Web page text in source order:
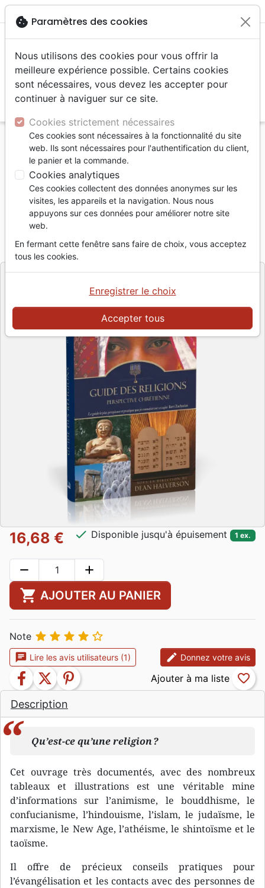
menu
Accueil Livres
Apologétique
Guide des religions - Perspective chrétienne
Guide des religions
Perspective chrétienne
Auteur :Dean C. Halverson
Référence MB3501
9782826035015
EditeurLa Maison de la Bible
Description
Qu’est-ce qu’une religion ?
Cet ouvrage très documentés, avec des nombreux
tableaux et illustrations est une véritable mine
d’informations sur l’animisme, le bouddhisme, le
confucianisme, l’hindouisme, l’islam, le judaïsme, le
marxisme, le New Age, l’athéisme, le shintoïsme et le
taoïsme.
Il offre de précieux conseils pratiques pour
l’évangélisation et les contacts avec des personnes de
16,68 € check Disponible jusqu'à épuisement 1 ex.
remove add
shopping_cart AJOUTER AU PANIER
Note     
chat Lire les avis utilisateurs (1) edit Donnez votre avis
facebook twitter pinterest favorite_border
cookie Paramètres des cookies
Nous utilisons des cookies pour vous offrir la
meilleure expérience possible. Certains cookies
sont nécessaires, vous devez les accepter pour
continuer à naviguer sur ce site.
Cookies strictement nécessaires
Ces cookies sont nécessaires à la fonctionnalité du site
web. Ils sont nécessaires pour l'authentification du client,
le panier et la commande.
Cookies analytiques
Ces cookies collectent des données anonymes sur les
visites, les appareils et la navigation. Nous nous
appuyons sur ces données pour améliorer notre site
web.
En fermant cette fenêtre sans faire de choix, vous acceptez
tous les cookies.
Accepter tous
Enregistrer le choix